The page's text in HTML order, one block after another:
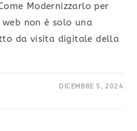
Modernizzarlo per
non è solo una
da visita digitale della
DICEMBRE 5, 2024